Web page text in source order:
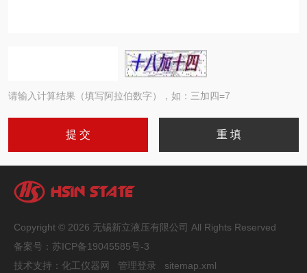
请输入计算结果（填写阿拉伯数字），如：三加四=7
Copyright © 2026 无锡新立液压有限公司 All Rights Reserved
备案号： 苏ICP备19045585号-3
技术支持： 化工仪器网 管理登录 sitemap.xml